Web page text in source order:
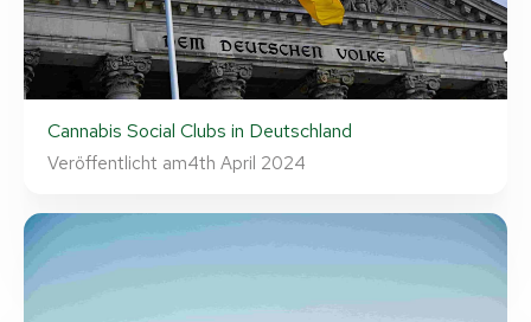
Cannabis Social Clubs in Deutschland
Veröffentlicht am4th April 2024